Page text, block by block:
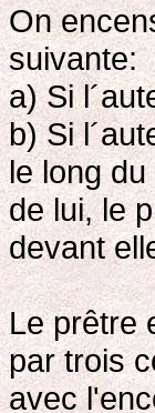
On
suivante:
a) Si
b) Si
le long
de lui, le
devant
Le prêtre
par trois
avec